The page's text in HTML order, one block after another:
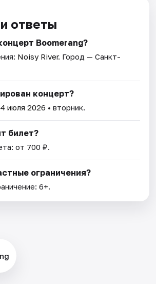
ответы
Boomerang?
Noisy River. Город — Санкт-
концерт?
июля 2026 • вторник.
билет?
от 700 ₽.
ограничения?
6+.